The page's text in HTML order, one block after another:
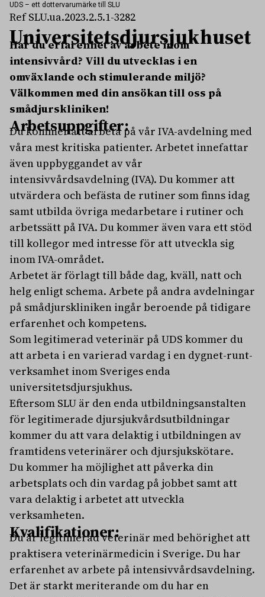
UDS – ett dottervarumärke till SLU
Ref SLU.ua.2023.2.5.1-3282
Universitetsdjursjukhuset
Har du erfarenhet av arbete inom
intensivvård? Vill du utvecklas i en
omväxlande och stimulerande miljö?
Välkommen med din ansökan till oss på
smådjurskliniken!
Arbetsuppgifter:
Du kommer att arbeta på vår IVA-avdelning med
våra mest kritiska patienter. Arbetet innefattar
även uppbyggandet av vår
intensivvårdsavdelning (IVA). Du kommer att
utvärdera och befästa de rutiner som finns idag
samt utbilda övriga medarbetare i rutiner och
arbetssätt på IVA. Du kommer även vara ett stöd
till kollegor med intresse för att utveckla sig
inom IVA-området.
Arbetet är förlagt till både dag, kväll, natt och
helg enligt schema. Arbete på andra avdelningar
på smådjurskliniken ingår beroende på tidigare
erfarenhet och kompetens.
Som legitimerad veterinär på UDS kommer du
att arbeta i en varierad vardag i en dygnet-runt-
verksamhet inom Sveriges enda
universitetsdjursjukhus.
Eftersom SLU är den enda utbildningsanstalten
för legitimerade djursjukvårdsutbildningar
kommer du att vara delaktig i utbildningen av
framtidens veterinärer och djursjukskötare.
Du kommer ha möjlighet att påverka din
arbetsplats och din vardag på jobbet samt att
vara delaktig i arbetet att utveckla
verksamheten.
Kvalifikationer:
Du är legitimerad veterinär med behörighet att
praktisera veterinärmedicin i Sverige. Du har
erfarenhet av arbete på intensivvårdsavdelning.
Det är starkt meriterande om du har en